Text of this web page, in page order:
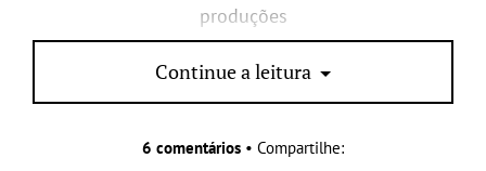
me contem,qual look vocês gostaram mais?
Continue a leitura
6 comentários • Compartilhe: